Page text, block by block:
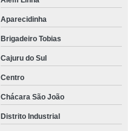
Aparecidinha
Brigadeiro Tobias
Cajuru do Sul
Centro
Chácara São João
Distrito Industrial